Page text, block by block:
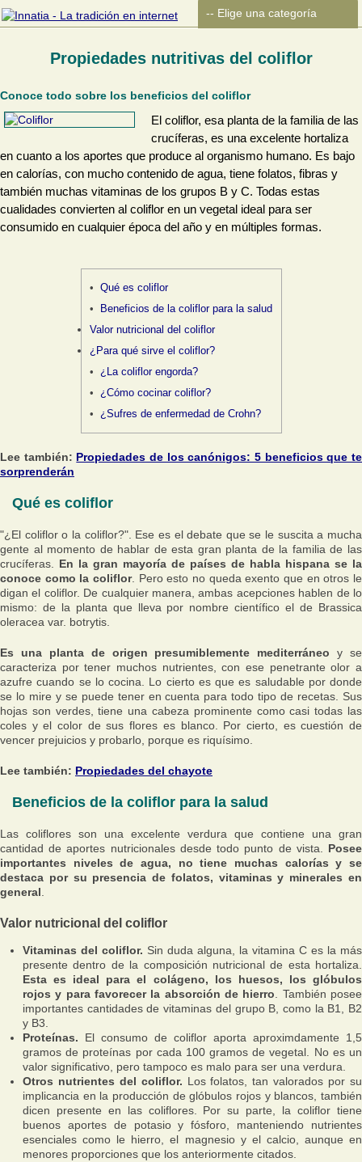
Propiedades nutritivas del coliflor
Conoce todo sobre los beneficios del coliflor
El coliflor, esa planta de la familia de las
crucíferas, es una excelente hortaliza
en cuanto a los aportes que produce al organismo humano. Es bajo
en calorías, con mucho contenido de agua, tiene folatos, fibras y
también muchas vitaminas de los grupos B y C. Todas estas
cualidades convierten al coliflor en un vegetal ideal para ser
consumido en cualquier época del año y en múltiples formas.
Qué es coliflor
Beneficios de la coliflor para la salud
Valor nutricional del coliflor
¿Para qué sirve el coliflor?
¿La coliflor engorda?
¿Cómo cocinar coliflor?
¿Sufres de enfermedad de Crohn?
Lee también: Propiedades de los canónigos: 5 beneficios que te
sorprenderán
Qué es coliflor
"¿El coliflor o la coliflor?". Ese es el debate que se le suscita a mucha
gente al momento de hablar de esta gran planta de la familia de las
crucíferas. En la gran mayoría de países de habla hispana se la
conoce como la coliflor. Pero esto no queda exento que en otros le
digan el coliflor. De cualquier manera, ambas acepciones hablen de lo
mismo: de la planta que lleva por nombre científico el de Brassica
oleracea var. botrytis.
Es una planta de origen presumiblemente mediterráneo y se
caracteriza por tener muchos nutrientes, con ese penetrante olor a
azufre cuando se lo cocina. Lo cierto es que es saludable por donde
se lo mire y se puede tener en cuenta para todo tipo de recetas. Sus
hojas son verdes, tiene una cabeza prominente como casi todas las
coles y el color de sus flores es blanco. Por cierto, es cuestión de
vencer prejuicios y probarlo, porque es riquísimo.
Lee también: Propiedades del chayote
Beneficios de la coliflor para la salud
Las coliflores son una excelente verdura que contiene una gran
cantidad de aportes nutricionales desde todo punto de vista. Posee
importantes niveles de agua, no tiene muchas calorías y se
destaca por su presencia de folatos, vitaminas y minerales en
general
Valor nutricional del coliflor
Vitaminas del coliflor. Sin duda alguna, la vitamina C es la más
presente dentro de la composición nutricional de esta hortaliza.
Esta es ideal para el colágeno, los huesos, los glóbulos
rojos y para favorecer la absorción de hierro. También posee
importantes cantidades de vitaminas del grupo B, como la B1, B2
y B3.
Proteínas. El consumo de coliflor aporta aproximdamente 1,5
gramos de proteínas por cada 100 gramos de vegetal. No es un
valor significativo, pero tampoco es malo para ser una verdura.
Otros nutrientes del coliflor. Los folatos, tan valorados por su
implicancia en la producción de glóbulos rojos y blancos, también
dicen presente en las coliflores. Por su parte, la coliflor tiene
buenos aportes de potasio y fósforo, manteniendo nutrientes
esenciales como le hierro, el magnesio y el calcio, aunque en
menores proporciones que los anteriormente citados.